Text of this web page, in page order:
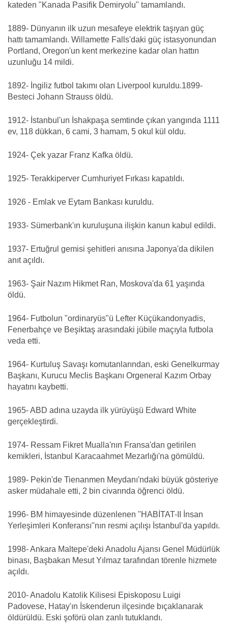
kateden "Kanada Pasifik Demiryolu" tamamlandı.
1889- Dünyanın ilk uzun mesafeye elektrik taşıyan güç
hattı tamamlandı. Willamette Falls'daki güç istasyonundan
Portland, Oregon'un kent merkezine kadar olan hattın
uzunluğu 14 mildi.
1892- İngiliz futbol takımı olan Liverpool kuruldu.1899-
Besteci Johann Strauss öldü.
1912- İstanbul'un İshakpaşa semtinde çıkan yangında 1111
ev, 118 dükkan, 6 cami, 3 hamam, 5 okul kül oldu.
1924- Çek yazar Franz Kafka öldü.
1925- Terakkiperver Cumhuriyet Fırkası kapatıldı.
1926 - Emlak ve Eytam Bankası kuruldu.
1933- Sümerbank'ın kuruluşuna ilişkin kanun kabul edildi.
1937- Ertuğrul gemisi şehitleri anısına Japonya'da dikilen
anıt açıldı.
1963- Şair Nazım Hikmet Ran, Moskova'da 61 yaşında
öldü.
1964- Futbolun "ordinaryüs"ü Lefter Küçükandonyadis,
Fenerbahçe ve Beşiktaş arasındaki jübile maçıyla futbola
veda etti.
1964- Kurtuluş Savaşı komutanlarından, eski Genelkurmay
Başkanı, Kurucu Meclis Başkanı Orgeneral Kazım Orbay
hayatını kaybetti.
1965- ABD adına uzayda ilk yürüyüşü Edward White
gerçekleştirdi.
1974- Ressam Fikret Mualla'nın Fransa'dan getirilen
kemikleri, İstanbul Karacaahmet Mezarlığı'na gömüldü.
1989- Pekin'de Tienanmen Meydanı'ndaki büyük gösteriye
asker müdahale etti, 2 bin civarında öğrenci öldü.
1996- BM himayesinde düzenlenen ''HABİTAT-II İnsan
Yerleşimleri Konferansı"nın resmi açılışı İstanbul'da yapıldı.
1998- Ankara Maltepe'deki Anadolu Ajansı Genel Müdürlük
binası, Başbakan Mesut Yılmaz tarafından törenle hizmete
açıldı.
2010- Anadolu Katolik Kilisesi Episkoposu Luigi
Padovese, Hatay'ın İskenderun ilçesinde bıçaklanarak
öldürüldü. Eski şoförü olan zanlı tutuklandı.